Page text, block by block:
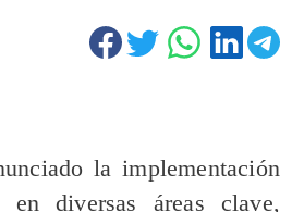
la implementación
en diversas áreas clave,